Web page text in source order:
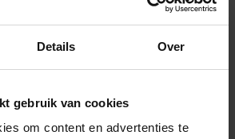
Details Over
gebruik van cookies
om content en advertenties te